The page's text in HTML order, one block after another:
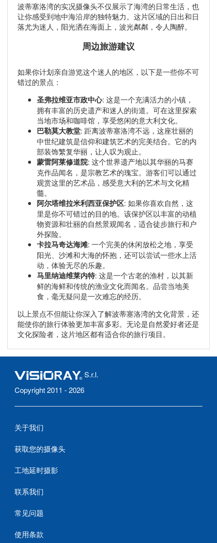
波蒂塞洛湾的实况摄像头不仅展示了海湾的日常生活，也
让你感受到地中海沿岸的独特魅力。这片区域的日出和日
落尤为迷人，阳光洒在海面上，波光粼粼，令人陶醉。
周边旅游建议
如果你计划亲自游览这个迷人的地区，以下是一些你不可
错过的景点：
圣弗拉维亚市政中心: 这是一个充满活力的小镇，
拥有丰富的历史遗产和迷人的街道。可在这里探索
当地市场和咖啡馆，享受悠闲的意大利文化。
巴勒莫大教堂: 距离波蒂塞洛湾不远，这座壮丽的
中世纪建筑是信仰和建筑艺术的完美结合。它的内
部装饰繁复华丽，让人叹为观止。
蒙雷阿莱修道院: 这个世界遗产地以其华丽的马赛
克作品闻名，是宗教艺术的瑰宝。游客们可以通过
观赏这里的艺术品，感受意大利的艺术与文化精
髓。
阿尔塔维拉米利西亚保护区: 如果你喜欢自然，这
里是你不可错过的目的地。该保护区以丰富的动植
物资源和壮丽的自然景观闻名，适合徒步旅行和户
外探险。
卡拉马奇达海滩: 一个完美的休闲放松之地，享受
阳光、沙滩和大海的怀抱，还可以尝试一些水上活
动，体验无尽的乐趣。
马里纳迪维莱内特: 这是一个古老的渔村，以其新
鲜的海鲜和传统的渔业文化而闻名。品尝当地美
食，毫无疑问是一次难忘的经历。
以上景点不但能让你深入了解波蒂塞洛湾的文化背景，还
能使你的旅行体验更加丰富多彩。无论是自然爱好者还是
文化探险者，这片地区都有适合你的旅行项目。
S.r.l.
Copyright 2011 - 2026
关于我们
获取您的摄像头
工地延时摄影
联系我们
常见问题
使用条款